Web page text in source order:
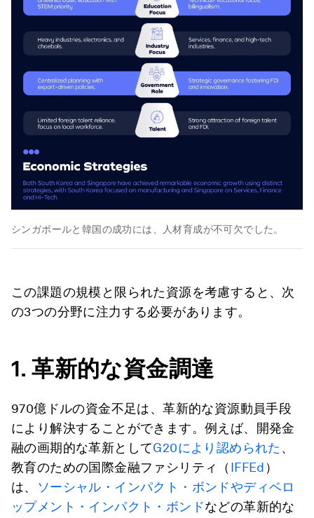
シンガポールと韓国の成功には、人材育成が不可欠でした。
この課題の規模と限られた資源を考慮すると、次
の3つの分野に注力する必要があります。
1. 革新的な資金調達
970億ドルの資金不足は、革新的な資源動員手段
により解決することができます。例えば、開発金
融の画期的な革新としてG20により認められた 、
教育のための国際金融ファシリティ（ IFFEd ）
は、
ソーシャル・インパクト・ボンドやディベロ
ップメント・インパクト・ボンドなどの革新的な